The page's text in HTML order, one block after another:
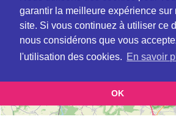
garantir la meilleure expérience sur
site. Si vous continuez à utiliser ce
nous considérons que vous
l'utilisation des cookies. En savoir
OK